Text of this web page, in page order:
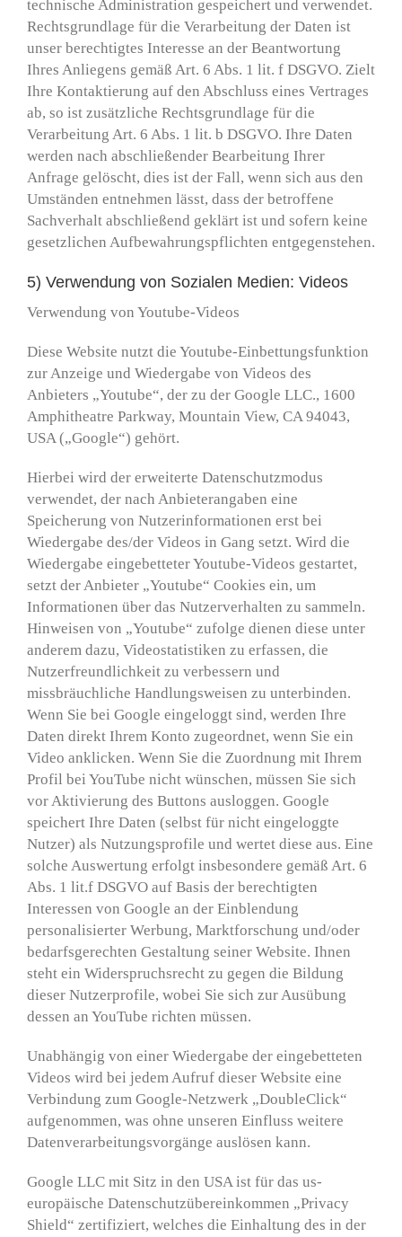
technische Administration gespeichert und verwendet.
Rechtsgrundlage für die Verarbeitung der Daten ist
unser berechtigtes Interesse an der Beantwortung
Ihres Anliegens gemäß Art. 6 Abs. 1 lit. f DSGVO. Zielt
Ihre Kontaktierung auf den Abschluss eines Vertrages
ab, so ist zusätzliche Rechtsgrundlage für die
Verarbeitung Art. 6 Abs. 1 lit. b DSGVO. Ihre Daten
werden nach abschließender Bearbeitung Ihrer
Anfrage gelöscht, dies ist der Fall, wenn sich aus den
Umständen entnehmen lässt, dass der betroffene
Sachverhalt abschließend geklärt ist und sofern keine
gesetzlichen Aufbewahrungspflichten entgegenstehen.
5) Verwendung von Sozialen Medien: Videos
Verwendung von Youtube-Videos
Diese Website nutzt die Youtube-Einbettungsfunktion
zur Anzeige und Wiedergabe von Videos des
Anbieters „Youtube“, der zu der Google LLC., 1600
Amphitheatre Parkway, Mountain View, CA 94043,
USA („Google“) gehört.
Hierbei wird der erweiterte Datenschutzmodus
verwendet, der nach Anbieterangaben eine
Speicherung von Nutzerinformationen erst bei
Wiedergabe des/der Videos in Gang setzt. Wird die
Wiedergabe eingebetteter Youtube-Videos gestartet,
setzt der Anbieter „Youtube“ Cookies ein, um
Informationen über das Nutzerverhalten zu sammeln.
Hinweisen von „Youtube“ zufolge dienen diese unter
anderem dazu, Videostatistiken zu erfassen, die
Nutzerfreundlichkeit zu verbessern und
missbräuchliche Handlungsweisen zu unterbinden.
Wenn Sie bei Google eingeloggt sind, werden Ihre
Daten direkt Ihrem Konto zugeordnet, wenn Sie ein
Video anklicken. Wenn Sie die Zuordnung mit Ihrem
Profil bei YouTube nicht wünschen, müssen Sie sich
vor Aktivierung des Buttons ausloggen. Google
speichert Ihre Daten (selbst für nicht eingeloggte
Nutzer) als Nutzungsprofile und wertet diese aus. Eine
solche Auswertung erfolgt insbesondere gemäß Art. 6
Abs. 1 lit.f DSGVO auf Basis der berechtigten
Interessen von Google an der Einblendung
personalisierter Werbung, Marktforschung und/oder
bedarfsgerechten Gestaltung seiner Website. Ihnen
steht ein Widerspruchsrecht zu gegen die Bildung
dieser Nutzerprofile, wobei Sie sich zur Ausübung
dessen an YouTube richten müssen.
Unabhängig von einer Wiedergabe der eingebetteten
Videos wird bei jedem Aufruf dieser Website eine
Verbindung zum Google-Netzwerk „DoubleClick“
aufgenommen, was ohne unseren Einfluss weitere
Datenverarbeitungsvorgänge auslösen kann.
Google LLC mit Sitz in den USA ist für das us-
europäische Datenschutzübereinkommen „Privacy
Shield“ zertifiziert, welches die Einhaltung des in der